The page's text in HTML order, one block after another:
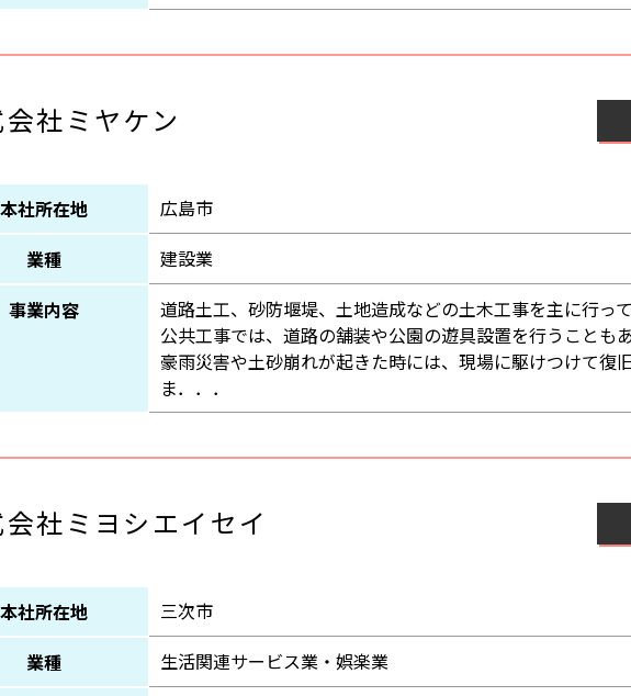
社ミヤケン
本社所在地
広島市
業種
建設業
事業内容
道路土工、砂防堰堤、土地造成などの土木工事を主に行って
公共工事では、道路の舗装や公園の遊具設置を行うこともあ
豪雨災害や土砂崩れが起きた時には、現場に駆けつけて復
ま．．．
社ミヨシエイセイ
本社所在地
三次市
業種
生活関連サービス業・娯楽業